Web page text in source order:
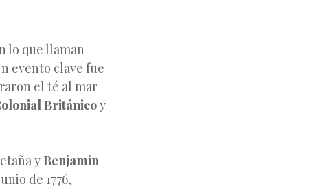
lo que llaman
evento clave fue
el té al mar
Británicoy
y Benjamin
de 1776,